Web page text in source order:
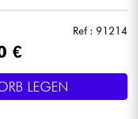
Ref : 91214
€
LEGEN